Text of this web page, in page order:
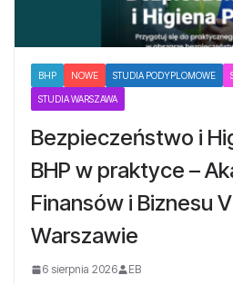
BHP NOWE STUDIA PODYPLOMOWE
STUDIA WARSZAWA
Bezpieczeństwo i
BHP w praktyce –
Finansów i Biznesu
Warszawie
6 sierpnia 2026 EB